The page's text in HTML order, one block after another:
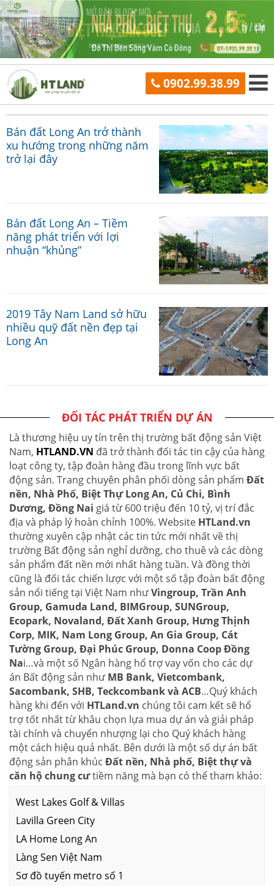
0902.99.38.99
Bán đất Long An trở thành
xu hướng trong những năm
trở lại đây
Bán đất Long An – Tiềm
năng phát triển với lợi
nhuận “khủng”
2019 Tây Nam Land sở hữu
nhiều quỹ đất nền đẹp tại
Long An
ĐỐI TÁC PHÁT TRIỂN DỰ ÁN
Là thương hiệu uy tín trên thị trường bất động sản Việt
Nam, HTLAND.VN đã trở thành đối tác tin cậy của hàng
loạt công ty, tập đoàn hàng đầu trong lĩnh vực bất
động sản. Trang chuyên phân phối dòng sản phẩm Đất
nền, Nhà Phố, Biệt Thự Long An, Củ Chi, Bình
Dương, Đồng Nai giá từ 600 triệu đến 10 tỷ, vị trí đắc
địa và pháp lý hoàn chỉnh 100%. Website HTLand.vn
thường xuyên cập nhật các tin tức mới nhất về thị
trường Bất động sản nghỉ dưỡng, cho thuê và các dòng
sản phẩm đất nền mới nhất hàng tuần. Và đồng thời
cũng là đối tác chiến lược với một số tập đoàn bất động
sản nổi tiếng tại Việt Nam nhưVingroup, Trần Anh
Group, Gamuda Land, BIMGroup, SUNGroup,
Ecopark, Novaland, Đất Xanh Group, Hưng Thịnh
Corp, MIK, Nam Long Group, An Gia Group, Cát
Tường Group, Đại Phúc Group, Donna Coop Đồng
Nai…và một số Ngân hàng hổ trợ vay vốn cho các dự
án Bất động sản như MB Bank, Vietcombank,
Sacombank, SHB, Teckcombank và ACB…Quý khách
hàng khi đến với HTLand.vn chúng tôi cam kết sẽ hổ
trợ tốt nhất từ khâu chọn lựa mua dự án và giải pháp
tài chính và chuyển nhượng lại cho Quý khách hàng
một cách hiệu quả nhất. Bên dưới là một số dự án bất
động sản phân khúc Đất nền, Nhà phố, Biệt thự và
căn hộ chung cưtiềm năng mà bạn có thể tham khảo:
West Lakes Golf & Villas
Lavilla Green City
LA Home Long An
Làng Sen Việt Nam
Sơ đồ tuyến metro số 1